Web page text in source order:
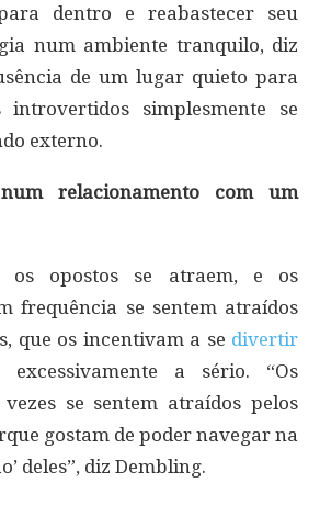
dentro e reabastecer seu
num ambiente tranquilo, diz
de um lugar quieto para
simplesmente se
externo.
relacionamento com um
os opostos se atraem, e os
frequência se sentem atraídos
que os incentivam a se divertir
a sério. “Os
se sentem atraídos pelos
gostam de poder navegar na
deles”, diz Dembling.